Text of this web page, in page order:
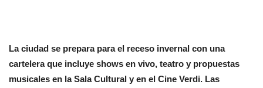
La ciudad se prepara para el receso invernal con una
cartelera que incluye shows en vivo, teatro y propuestas
musicales en la Sala Cultural y en el Cine Verdi. Las